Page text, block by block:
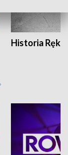
Historia Ręką